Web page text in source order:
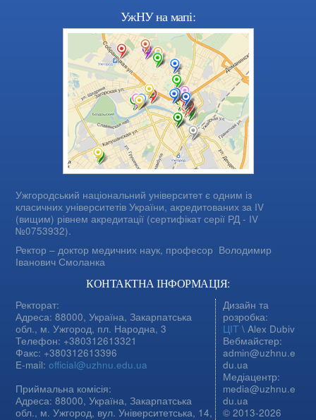
УжНУ на мапі:
Ужгородський національний університет є одним із
класичних університетів України, акредитованих за IV
(вищим) рівнем акредитації (сертифікат серії РД - IV
№0753932).
Ректор – доктор медичних наук, професор Володимир
Іванович Смоланка
КОНТАКТНА ІНФОРМАЦІЯ:
Ректорат:
Адреса: 88000, Україна, Закарпатська
обл., м. Ужгород, пл. Народна, 3
Телефон: +380312613321
Факс: +380312613396
E-mail:official@uzhnu.edu.ua
Приймальна комісія:
Адреса: 88000, Україна, Закарпатська
обл., м. Ужгород, вул. Університетська, 14,
Дизайн та
розробка:
ЦІТ \ Alex Dubiv
Вебмайстер:
admin@uzhnu.e
du.ua
Медіацентр:
media@uzhnu.e
du.ua
© 2013-2026